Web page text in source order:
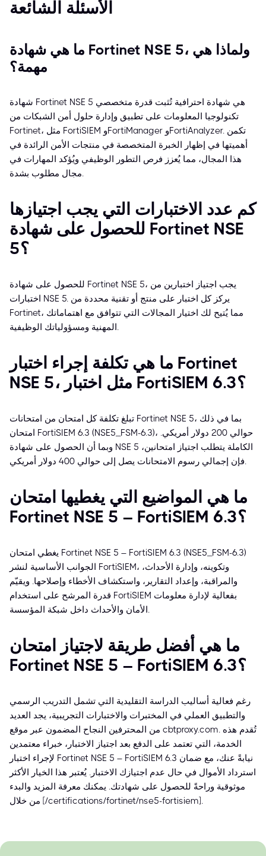
الأسئلة الشائعة
ما هي شهادة Fortinet NSE 5، ولماذا هي
مهمة؟
شهادة Fortinet NSE 5 هي شهادة احترافية تُثبت قدرة متخصصي
تكنولوجيا المعلومات على تطبيق وإدارة حلول أمن الشبكات من
Fortinet، مثل FortiSIEM وFortiManager وFortiAnalyzer. تكمن
أهميتها في إظهار الخبرة المتخصصة في منتجات الأمن الرائدة في
هذا المجال، مما يُعزز فرص التطور الوظيفي ويُؤكد المهارات في
مجال مطلوب بشدة.
كم عدد الاختبارات التي يجب اجتيازها
للحصول على شهادة Fortinet NSE
5؟
للحصول على شهادة Fortinet NSE 5، يجب اجتياز اختبارين من
اختبارات NSE 5. يركز كل اختبار على منتج أو تقنية محددة من
Fortinet، مما يُتيح لك اختيار المجالات التي تتوافق مع اهتماماتك
المهنية ومسؤولياتك الوظيفية.
ما هي تكلفة إجراء اختبار Fortinet
NSE 5، مثل اختبار FortiSIEM 6.3؟
تبلغ تكلفة كل امتحان من امتحانات Fortinet NSE 5، بما في ذلك
امتحان FortiSIEM 6.3 (NSE5_FSM-6.3)، حوالي 200 دولار أمريكي.
وبما أن الحصول على شهادة NSE 5 الكاملة يتطلب اجتياز امتحانين،
فإن إجمالي رسوم الامتحانات يصل إلى حوالي 400 دولار أمريكي.
ما هي المواضيع التي يغطيها امتحان
Fortinet NSE 5 – FortiSIEM 6.3؟
يغطي امتحان Fortinet NSE 5 – FortiSIEM 6.3 (NSE5_FSM-6.3)
الجوانب الأساسية لنشر FortiSIEM، وتكوينه، وإدارة الأحداث،
والمراقبة، وإعداد التقارير، واستكشاف الأخطاء وإصلاحها. ويقيّم
قدرة المرشح على استخدام FortiSIEM بفعالية لإدارة معلومات
الأمان والأحداث داخل شبكة المؤسسة.
ما هي أفضل طريقة لاجتياز امتحان
Fortinet NSE 5 – FortiSIEM 6.3؟
رغم فعالية أساليب الدراسة التقليدية التي تشمل التدريب الرسمي
والتطبيق العملي في المختبرات والاختبارات التجريبية، يجد العديد
من المحترفين النجاح المضمون عبر موقع cbtproxy.com. تُقدم هذه
الخدمة، التي تعتمد على الدفع بعد اجتياز الاختبار، خبراء معتمدين
لإجراء اختبار Fortinet NSE 5 – FortiSIEM 6.3 نيابةً عنك، مع ضمان
استرداد الأموال في حال عدم اجتيازك الاختبار. يُعتبر هذا الخيار الأكثر
موثوقية وراحةً للحصول على شهادتك. يمكنك معرفة المزيد والبدء
من خلال [/certifications/fortinet/nse5-fortisiem].